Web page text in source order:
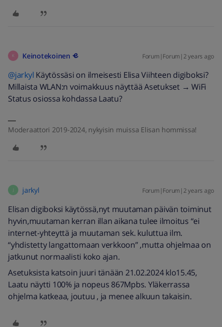
K Keinotekoinen Forum|Forum|2 years ago
@jarkyl Käytössäsi on ilmeisesti Elisa Viihteen digiboksi?
Millaista WLAN:n voimakkuus näyttää Asetukset → WiFi
Status osiossa kohdassa Laatu?
Moderaattori 2019-2024, nykyisin muissa Elisan hommissa!
jarkyl Forum|Forum|2 years ago
Elisan digiboksi käytössä,nyt muutaman päivän toiminut
hyvin,muutaman kerran illan aikana tulee ilmoitus “ei
internet-yhteyttä ja muutaman sek. kuluttua ilm.
“yhdistetty langattomaan verkkoon” ,mutta ohjelmaa on
jatkunut normaalisti koko ajan.
Asetuksista katsoin juuri tänään 21.02.2024 klo15.45,
Laatu näytti 100% ja nopeus 867Mpbs. Yläkerrassa
ohjelma katkeaa, joutuu , ja menee alkuun takaisin.